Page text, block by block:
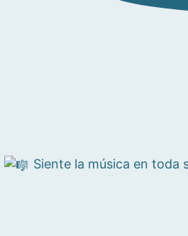
Siente la música en toda